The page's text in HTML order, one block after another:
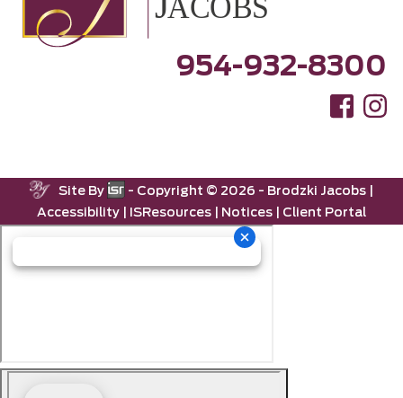
954-932-8300
Site By - Copyright © 2026 - Brodzki Jacobs|
Accessibility
ISResources Notices Client Portal